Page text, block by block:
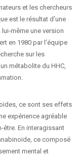
et les chercheurs
est le résultat d’une
même une version
en 1980 par l’équipe
sur les
métabolite du HHC,
ce sont ses effets
expérience agréable
être. En interagissant
ce composé
mental et